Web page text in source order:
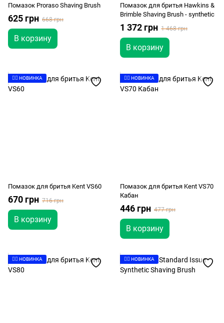
Помазок Proraso Shaving Brush
625 грн 668 грн
В корзину
Помазок для бритья Hawkins &
Brimble Shaving Brush - synthetic
1 372 грн 1 468 грн
В корзину
👉🏻 НОВИНКА
Помазок для бритья Kent VS60
670 грн 716 грн
В корзину
👉🏻 НОВИНКА
Помазок для бритья Kent VS70
Кабан
446 грн 477 грн
В корзину
👉🏻 НОВИНКА 👉🏻 НОВИНКА